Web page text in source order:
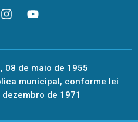
08 de maio de 1955
municipal, conforme lei
de 1971